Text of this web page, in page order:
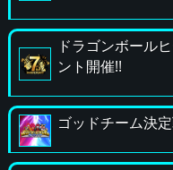
ドラゴンボール
ント開催!!
ゴッドチーム決